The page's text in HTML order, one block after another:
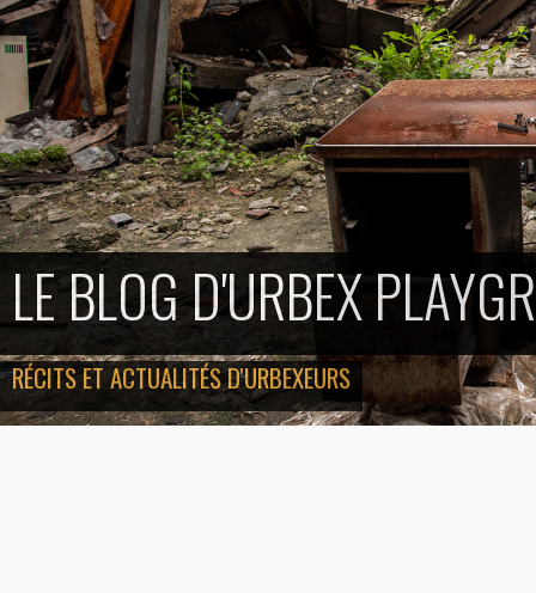
LE BLOG D'URBEX
RÉCITS ET ACTUALITÉS D'URBEXEURS